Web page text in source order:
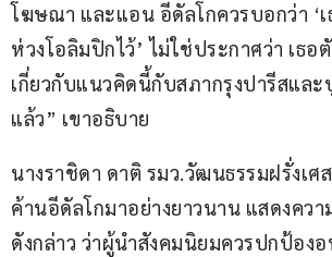
โฆษณา และแอน อีดัลโกควรบอกว่า ‘เ
ห่วงโอลิมปิกไว้’ ไม่ใช่ประกาศว่า เธ
เกี่ยวกับแนวคิดนี้กับสภากรุงปารีสและ
แล้ว” เขาอธิบาย
นางราชิดา ดาติ รมว.วัฒนธรรมฝรั่งเศ
ค้านอีดัลโกมาอย่างยาวนาน แสดงคว
ดังกล่าว ว่าผู้นำสังคมนิยมควรปกป้อง